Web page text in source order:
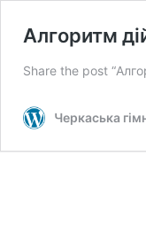
Алгоритм
Share the post
Черкаська